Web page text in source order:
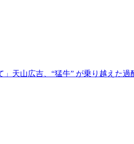
」天山広吉、“猛牛” が乗り越えた